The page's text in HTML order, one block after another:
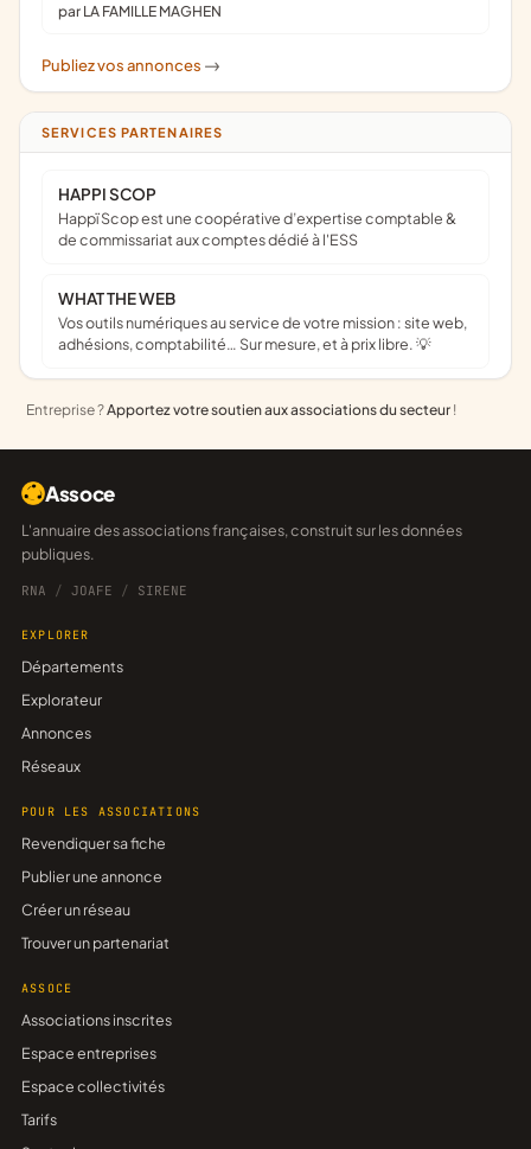
par LA FAMILLE MAGHEN
Publiez vos annonces ->
SERVICES PARTENAIRES
HAPPI SCOP
Happï Scop est une coopérative d’expertise comptable &
de commissariat aux comptes dédié à l'ESS
WHAT THE WEB
Vos outils numériques au service de votre mission : site web,
adhésions, comptabilité… Sur mesure, et à prix libre. 💡
Entreprise ?Apportez votre soutien aux associations du secteur !
Assoce
L'annuaire des associations françaises, construit sur les données
publiques.
RNA / JOAFE / SIRENE
EXPLORER
Départements
Explorateur
Annonces
Réseaux
POUR LES ASSOCIATIONS
Revendiquer sa fiche
Publier une annonce
Créer un réseau
Trouver un partenariat
ASSOCE
Associations inscrites
Espace entreprises
Espace collectivités
Tarifs